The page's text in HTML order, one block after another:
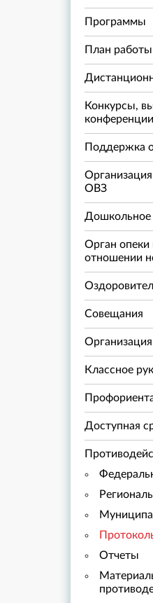
Программы
План работы
Конкурсы,
Поддержка
ОВЗ
Дошкольное
Орган опеки
отношении
Совещания
Классное
Доступная
Отчеты